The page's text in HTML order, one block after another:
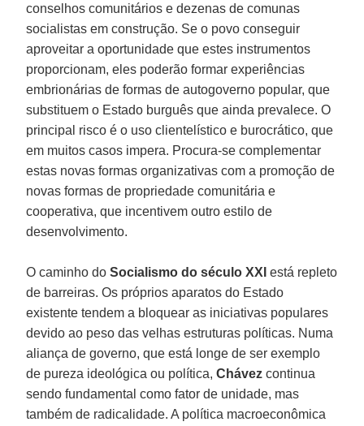
conselhos comunitários e dezenas de comunas
socialistas em construção. Se o povo conseguir
aproveitar a oportunidade que estes instrumentos
proporcionam, eles poderão formar experiências
embrionárias de formas de autogoverno popular, que
substituem o Estado burguês que ainda prevalece. O
principal risco é o uso clientelístico e burocrático, que
em muitos casos impera. Procura-se complementar
estas novas formas organizativas com a promoção de
novas formas de propriedade comunitária e
cooperativa, que incentivem outro estilo de
desenvolvimento.
O caminho doSocialismo do século XXIestá repleto
de barreiras. Os próprios aparatos do Estado
existente tendem a bloquear as iniciativas populares
devido ao peso das velhas estruturas políticas. Numa
aliança de governo, que está longe de ser exemplo
de pureza ideológica ou política,Chávezcontinua
sendo fundamental como fator de unidade, mas
também de radicalidade. A política macroeconômica